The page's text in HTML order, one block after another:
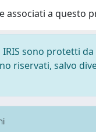
associati a questo
sono protetti
riservati, salvo